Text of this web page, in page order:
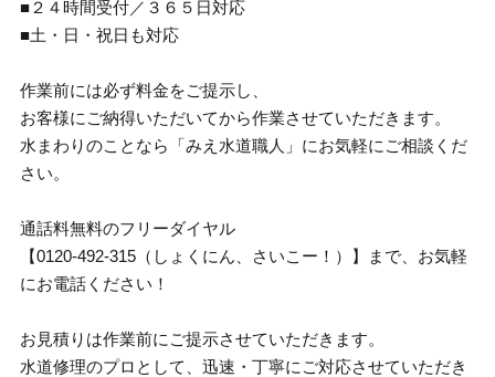
■２４時間受付／３６５日対応
■土・日・祝日も対応
作業前には必ず料金をご提示し、
お客様にご納得いただいてから作業させていただきます。
水まわりのことなら「みえ水道職人」にお気軽にご相談くだ
さい。
通話料無料のフリーダイヤル
【0120-492-315（しょくにん、さいこー！）】まで、お気軽
にお電話ください！
お見積りは作業前にご提示させていただきます。
水道修理のプロとして、迅速・丁寧にご対応させていただき